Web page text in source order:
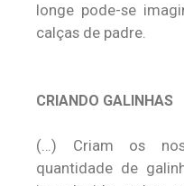
longe pode-se
calças de padre.
CRIANDO GALINHAS
(…) Criam os
quantidade de